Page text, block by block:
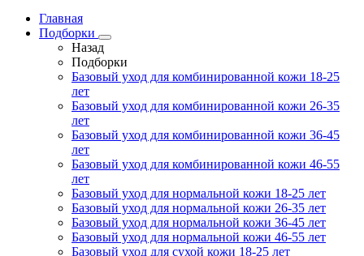
Главная
Подборки
Назад
Подборки
Базовый уход для комбинированной кожи 18-25
лет
Базовый уход для комбинированной кожи 26-35
лет
Базовый уход для комбинированной кожи 36-45
лет
Базовый уход для комбинированной кожи 46-55
лет
Базовый уход для нормальной кожи 18-25 лет
Базовый уход для нормальной кожи 26-35 лет
Базовый уход для нормальной кожи 36-45 лет
Базовый уход для нормальной кожи 46-55 лет
Базовый уход для сухой кожи 18-25 лет